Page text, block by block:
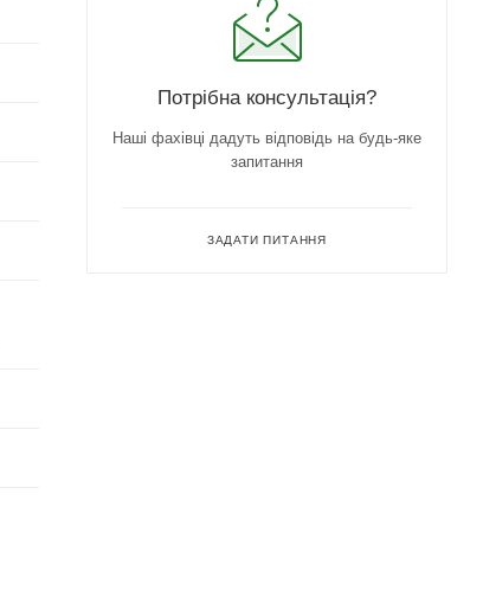
Потрібна консультація?
Наші фахівці дадуть відповідь на будь-яке
запитання
ЗАДАТИ ПИТАННЯ